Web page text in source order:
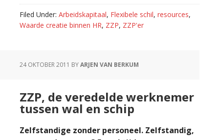
Filed Under: Arbeidskapitaal, Flexibele schil, resources,
Waarde creatie binnen HR, ZZP, ZZP'er
24 OKTOBER 2011 BYARJEN VAN BERKUM
ZZP, de veredelde werknemer
tussen wal en schip
Zelfstandige zonder personeel. Zelfstandig,